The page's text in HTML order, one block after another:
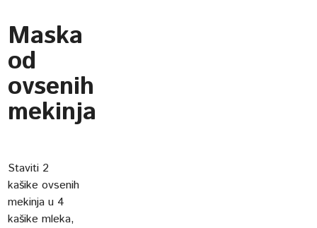
Maska
od
ovsenih
mekinja
Staviti 2
kašike ovsenih
mekinja u 4
kašike mleka,